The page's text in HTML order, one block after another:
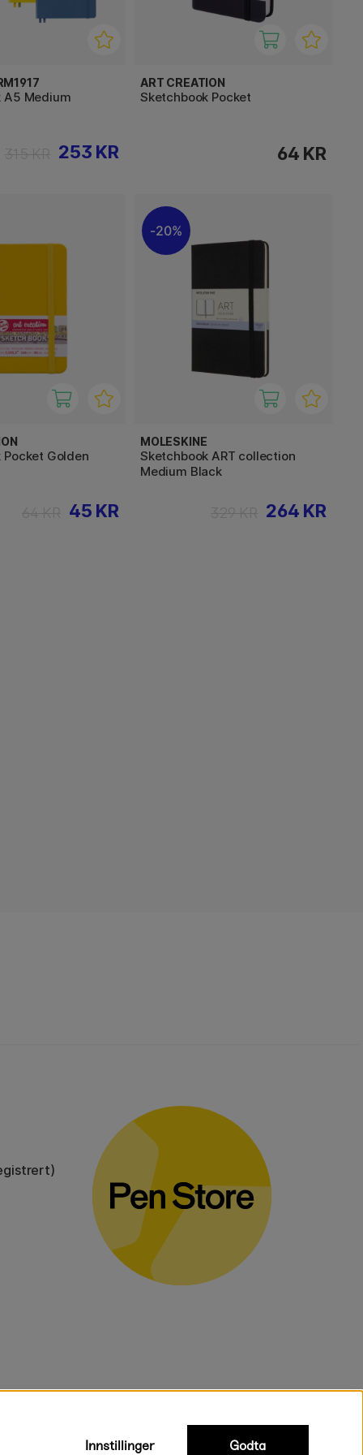
A5 Medium
253 KR
ART CREATION
Sketchbook Pocket
64 KR
Golden
45 KR
20%
MOLESKINE
Sketchbook ART collection
Medium Black
264 KR
Innstillinger Godta